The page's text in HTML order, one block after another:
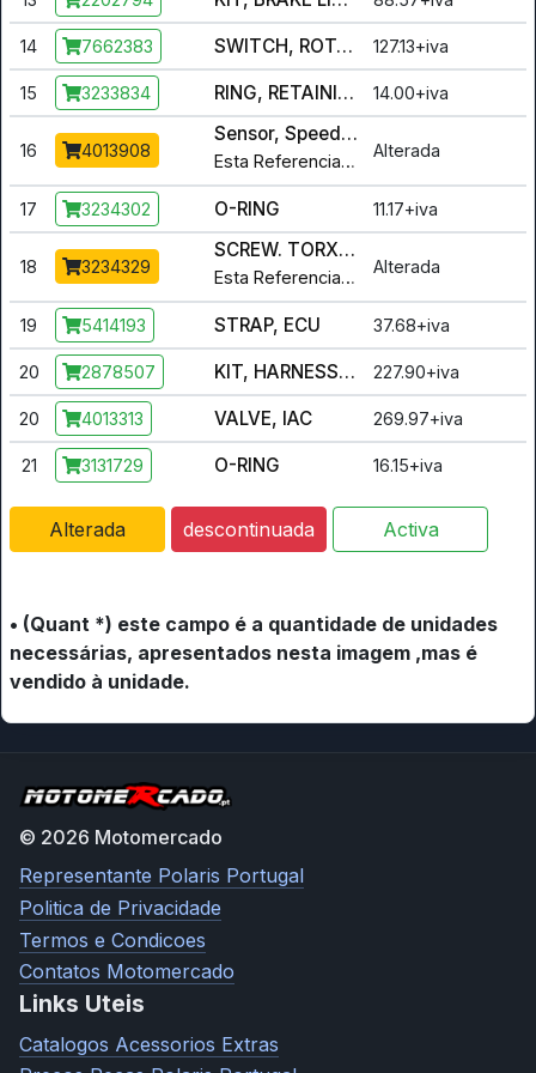
14 7662383 SWITCH, ROTARY, 2 PIN RESISTIVE [GEAR POSITION] 127.13+iva
15 3233834 RING, RETAINING BASIC EXTERNAL 14.00+iva
16 4013908
Sensor, Speed, Trans.
Alterada
17 3234302 O-RING 11.17+iva
18 3234329
SCREW. TORX, PAN HEAD
Alterada
19 5414193 STRAP, ECU 37.68+iva
20 2878507 KIT, HARNESS, IAC 227.90+iva
20 4013313 VALVE, IAC 269.97+iva
21 3131729 O-RING 16.15+iva
Alterada descontinuada Activa
• (Quant *) este campo é a quantidade de unidades
necessárias, apresentados nesta imagem ,mas é
vendido à unidade.
© 2026 Motomercado
Representante Polaris Portugal
Politica de Privacidade
Termos e Condicoes
Contatos Motomercado
Links Uteis
Catalogos Acessorios Extras